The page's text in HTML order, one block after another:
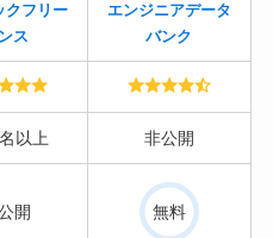
クフリー
ス
エンジニアデータ
バンク
以上 非公開
開 無料